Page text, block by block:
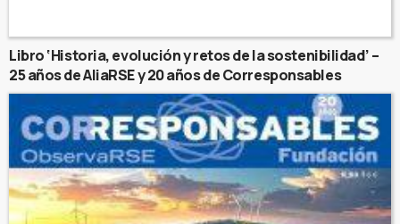
Libro ‘Historia, evolución y retos de la sostenibilidad’ –
25 años de AliaRSE y 20 años de Corresponsables